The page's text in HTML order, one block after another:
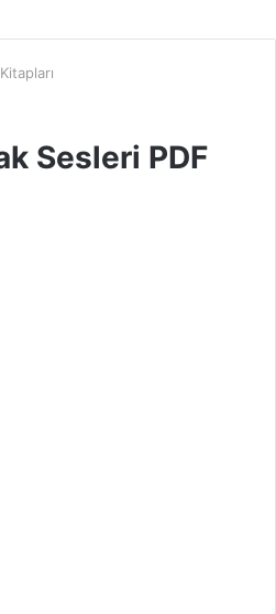
Sesleri PDF